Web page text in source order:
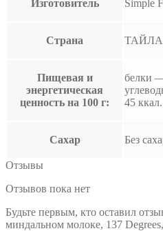
Изготовитель Simple
Страна
Пищевая и
энергетическая
ценность на 100 г:
белки
45 ккал.
Сахар Без
Отзывы
Отзывов пока нет
Будьте первым, кто оставил
миндальном молоке, 137